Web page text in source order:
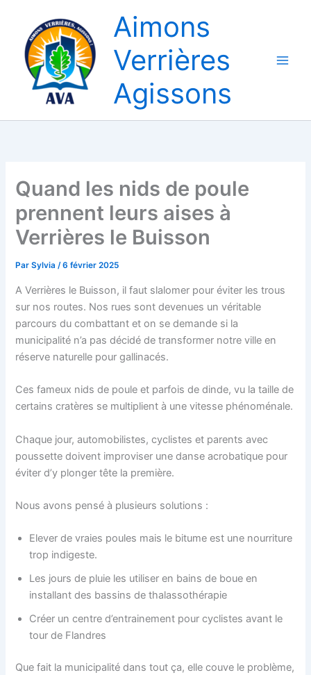
contenu
Aimons
Verrières
Agissons
Quand les nids de poule
prennent leurs aises à
Verrières le Buisson
ParSylvia/6 février 2025
A Verrières le Buisson, il faut slalomer pour éviter les trous
sur nos routes. Nos rues sont devenues un véritable
parcours du combattant et on se demande si la
municipalité n’a pas décidé de transformer notre ville en
réserve naturelle pour gallinacés.
Ces fameux nids de poule et parfois de dinde, vu la taille de
certains cratères se multiplient à une vitesse phénoménale.
Chaque jour, automobilistes, cyclistes et parents avec
poussette doivent improviser une danse acrobatique pour
éviter d’y plonger tête la première.
Nous avons pensé à plusieurs solutions :
Elever de vraies poules mais le bitume est une nourriture
trop indigeste.
Les jours de pluie les utiliser en bains de boue en
installant des bassins de thalassothérapie
Créer un centre d’entrainement pour cyclistes avant le
tour de Flandres
Que fait la municipalité dans tout ça, elle couve le problème,